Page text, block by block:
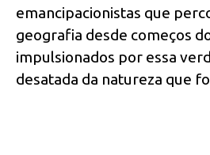
emancipacionistas que
geografia desde começos
impulsionados por essa
desatada da natureza que